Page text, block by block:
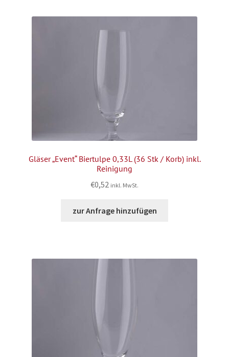
Gläser „Event“ Biertulpe 0,33L (36 Stk / Korb) inkl.
Reinigung
€0,52 inkl. MwSt.
zur Anfrage hinzufügen